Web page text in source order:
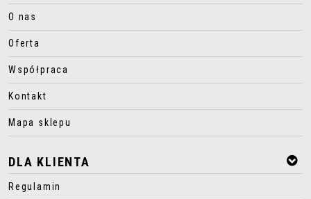
O nas
Oferta
Współpraca
Kontakt
Mapa sklepu
DLA KLIENTA
Regulamin